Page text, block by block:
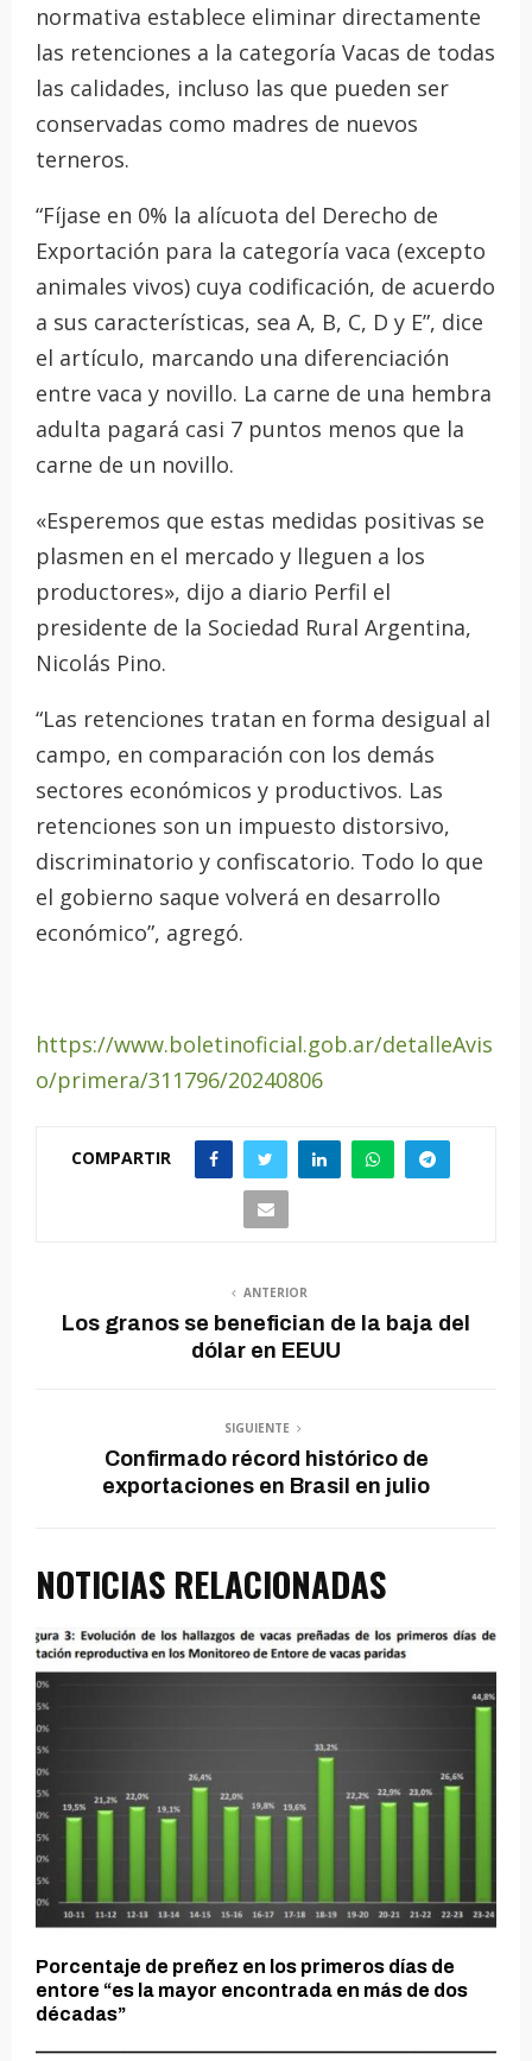
normativa establece eliminar directamente
las retenciones a la categoría Vacas de todas
las calidades, incluso las que pueden ser
conservadas como madres de nuevos
terneros.
“Fíjase en 0% la alícuota del Derecho de
Exportación para la categoría vaca (excepto
animales vivos) cuya codificación, de acuerdo
a sus características, sea A, B, C, D y E”, dice
el artículo, marcando una diferenciación
entre vaca y novillo. La carne de una hembra
adulta pagará casi 7 puntos menos que la
carne de un novillo.
«Esperemos que estas medidas positivas se
plasmen en el mercado y lleguen a los
productores», dijo a diario Perfil el
presidente de la Sociedad Rural Argentina,
Nicolás Pino.
“Las retenciones tratan en forma desigual al
campo, en comparación con los demás
sectores económicos y productivos. Las
retenciones son un impuesto distorsivo,
discriminatorio y confiscatorio. Todo lo que
el gobierno saque volverá en desarrollo
económico”, agregó.
https://www.boletinoficial.gob.ar/detalleAvis
o/primera/311796/20240806
COMPARTIR
ANTERIOR
Los granos se benefician de la baja del
dólar en EEUU
SIGUIENTE
Confirmado récord histórico de
exportaciones en Brasil en julio
NOTICIAS RELACIONADAS
Porcentaje de preñez en los primeros días de
entore “es la mayor encontrada en más de dos
décadas”